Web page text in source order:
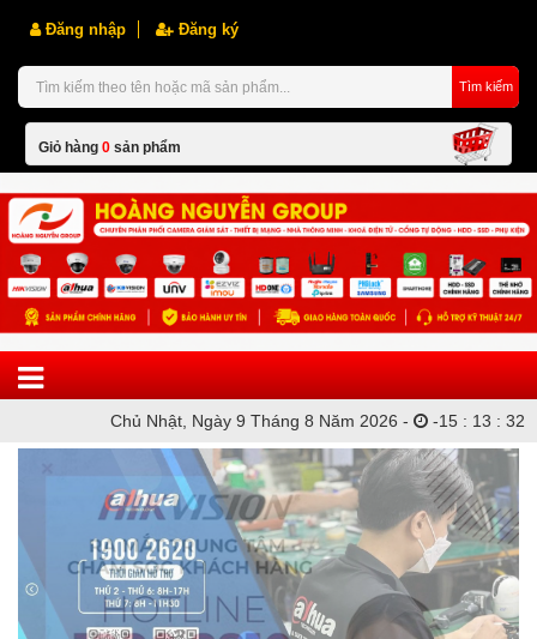
Đăng nhập Đăng ký
Tìm kiếm
Giỏ hàng 0 sản phẩm
Chủ Nhật, Ngày 9 Tháng 8 Năm 2026 - -15 : 13 : 32